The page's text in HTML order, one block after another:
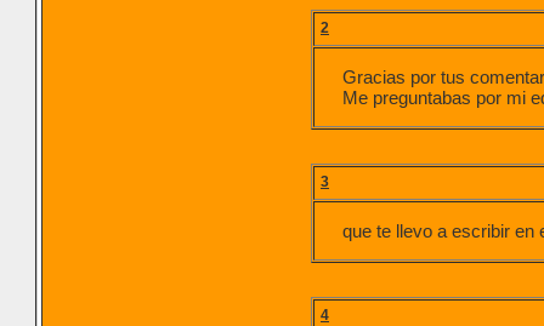
2
Gracias por tus
Me preguntabas por mi
3
que te llevo a escribir en
4